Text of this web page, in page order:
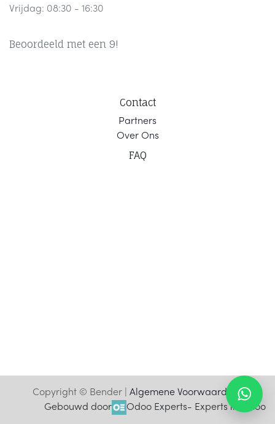
Vrijdag: 08:30 - 16:30
Beoordeeld met een 9!
Contact
Partners
Over Ons
FAQ
Copyright © Bender | Algemene Voorwaarden
Gebouwd door
Odoo Experts- Experts in Odoo